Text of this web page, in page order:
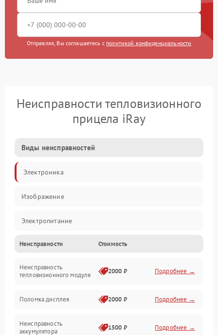
Отправляя, Вы соглашаетесь с политикой конфиденциальности
Неисправности тепловизионного
прицела iRay
Виды неисправностей
Электроника
Изображение
Электропитание
Измерения
Матрица
Неисправности Стоимость
Неисправность
тепловизионного модуля
2000 ₽ Подробнее →
Поломка дисплея 2000 ₽ Подробнее →
Неисправность
аккумулятора
1500 ₽ Подробнее →